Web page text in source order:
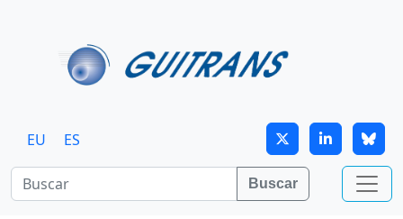
EU ES
Buscar